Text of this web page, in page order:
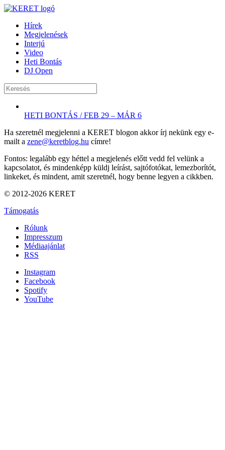
Hírek
Megjelenések
Interjú
Video
Heti Bontás
DJ Open
HETI BONTÁS / FEB 29 – MÁR 6
Ha szeretnél megjelenni a KERET blogon akkor írj nekünk egy e-
mailt a zene@keretblog.hu címre!
Fontos: legalább egy héttel a megjelenés előtt vedd fel velünk a
kapcsolatot, és mindenképp küldj leírást, sajtófotókat, lemezborítót,
linkeket, és mindent, amit szeretnél, hogy benne legyen a cikkben.
© 2012-2026 KERET
Támogatás
Rólunk
Impresszum
Médiaajánlat
RSS
Instagram
Facebook
Spotify
YouTube